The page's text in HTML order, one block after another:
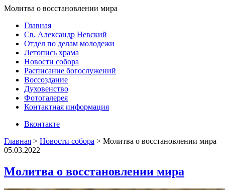
Молитва о восстановлении мира
Главная
Св. Александр Невский
Отдел по делам молодежи
Летопись храма
Новости собора
Расписание богослужений
Воссоздание
Духовенство
Фотогалерея
Контактная информация
Вконтакте
Главная > Новости собора > Молитва о восстановлении мира
05.03.2022
Молитва о восстановлении мира